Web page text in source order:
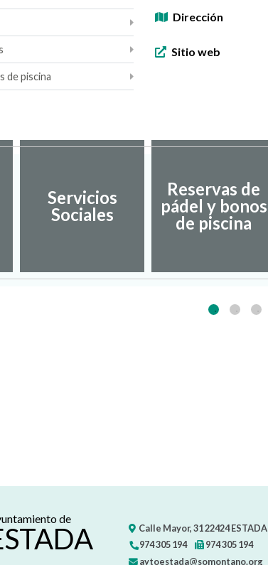
de piscina
Dirección
Sitio web
Servicios
Sociales
Reservas de
pádel y bonos
de piscina
de
Calle Mayor, 3122424ESTADA
974 305 194
974 305 194
aytoestada@somontano.org